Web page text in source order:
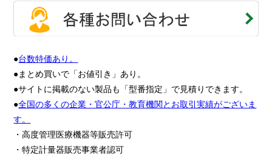
●台数特価あり。
●まとめ買いで「お値引き」あり。
●サイトに掲載のない製品も「型番指定」で見積りできます。
●全国の多くの企業・官公庁・教育機関とお取引実績がございま
す。
・高度管理医療機器等販売許可
・特定計量器販売事業者認可